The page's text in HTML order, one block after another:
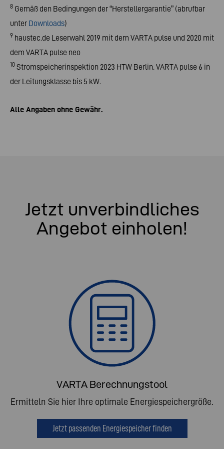
8 Gemäß den Bedingungen der “Herstellergarantie” (abrufbar
unter Downloads)
9 haustec.de Leserwahl 2019 mit dem VARTA pulse und 2020 mit
dem VARTA pulse neo
10 Stromspeicherinspektion 2023 HTW Berlin. VARTA pulse 6 in
der Leitungsklasse bis 5 kW.
Alle Angaben ohne Gewähr.
Jetzt unverbindliches
Angebot einholen!
VARTA Berechnungstool
Ermitteln Sie hier Ihre optimale Energiespeichergröße.
Jetzt passenden Energiespeicher finden